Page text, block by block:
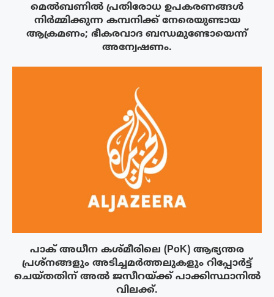
മെൽബണിൽ പ്രതിരോധ ഉപകരണങ്ങൾ
നിർമ്മിക്കുന്ന കമ്പനിക്ക് നേരെയുണ്ടായ
ആക്രമണം; ഭീകരവാദ ബന്ധമുണ്ടോയെന്ന്
അന്വേഷണം.
പാക് അധീന കശ്മീരിലെ (PoK) ആഭ്യന്തര
പ്രശ്നങ്ങളും അടിച്ചമർത്തലുകളും റിപ്പോർട്ട്
ചെയ്തതിന് അൽ ജസീറയ്‌ക്ക് പാക്കിസ്ഥാനിൽ
വിലക്ക്.